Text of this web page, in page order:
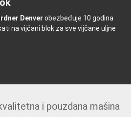
Denver obezbeđuje 10 godina
na vijčani blok za sve vijčane uljne
i pouzdana mašina